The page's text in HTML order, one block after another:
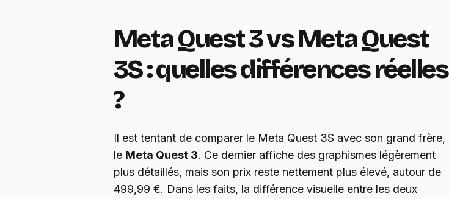
Meta Quest 3 vs Meta Quest
3S : quelles différences réelles
?
Il est tentant de comparer le Meta Quest 3S avec son grand frère,
le Meta Quest 3. Ce dernier affiche des graphismes légèrement
plus détaillés, mais son prix reste nettement plus élevé, autour de
499,99 €. Dans les faits, la différence visuelle entre les deux